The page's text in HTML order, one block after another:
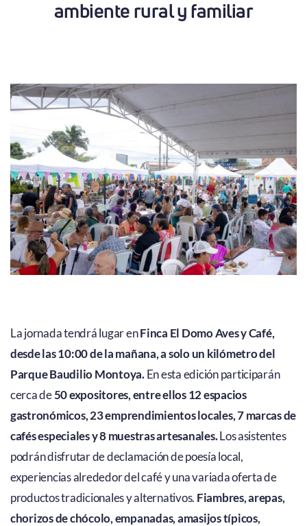
ambiente rural y familiar
La jornada tendrá lugar enFinca El Domo Aves y Café,
desde las 10:00 de la mañana, a solo un kilómetro del
Parque Baudilio Montoya.En esta edición participarán
cerca de50 expositores, entre ellos 12 espacios
gastronómicos, 23 emprendimientos locales, 7 marcas de
cafés especiales y 8 muestras artesanales.Los asistentes
podrán disfrutar de declamación de poesía local,
experiencias alrededor del café y una variada oferta de
productos tradicionales y alternativos. Fiambres, arepas,
chorizos de chócolo, empanadas, amasijos típicos,